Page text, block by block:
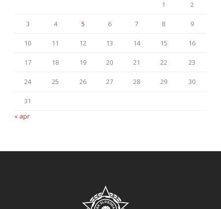
1 2
3 4 5 6 7 8 9
10 11 12 13 14 15 16
17 18 19 20 21 22 23
24 25 26 27 28 29 30
31
« apr